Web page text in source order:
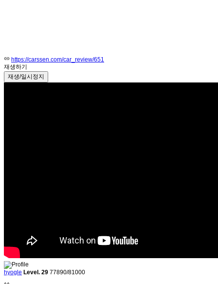
https://carssen.com/car_review/651
재생하기
hyogle Level. 29 77890/81000